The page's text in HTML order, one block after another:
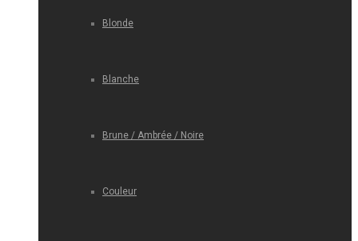
Blonde
Blanche
Brune / Ambrée / Noire
Couleur